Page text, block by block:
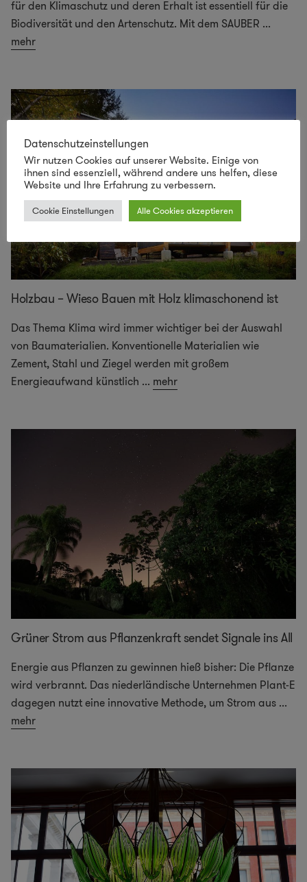
für den Klimaschutz und deren Erhalt ist essentiell für die
Biodiversität und den Artenschutz. Mit dem SAUBER ...
mehr
Holzbau – Wieso Bauen mit Holz klimaschonend ist
Das Thema Klima wird immer wichtiger bei der Auswahl
von Baumaterialien. Konventionelle Materialien wie
Zement, Stahl und Ziegel werden mit großem
Energieaufwand künstlich ... mehr
Grüner Strom aus Pflanzenkraft sendet Signale ins All
Energie aus Pflanzen zu gewinnen hieß bisher: Die Pflanze
wird verbrannt. Das niederländische Unternehmen Plant-E
dagegen nutzt eine innovative Methode, um Strom aus ...
mehr
Datenschutzeinstellungen
Wir nutzen Cookies auf unserer Website. Einige von
ihnen sind essenziell, während andere uns helfen, diese
Website und Ihre Erfahrung zu verbessern.
Cookie Einstellungen Alle Cookies akzeptieren